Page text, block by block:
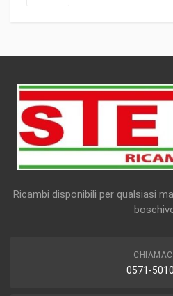
Ricambi disponibili per qualsiasi
0571-